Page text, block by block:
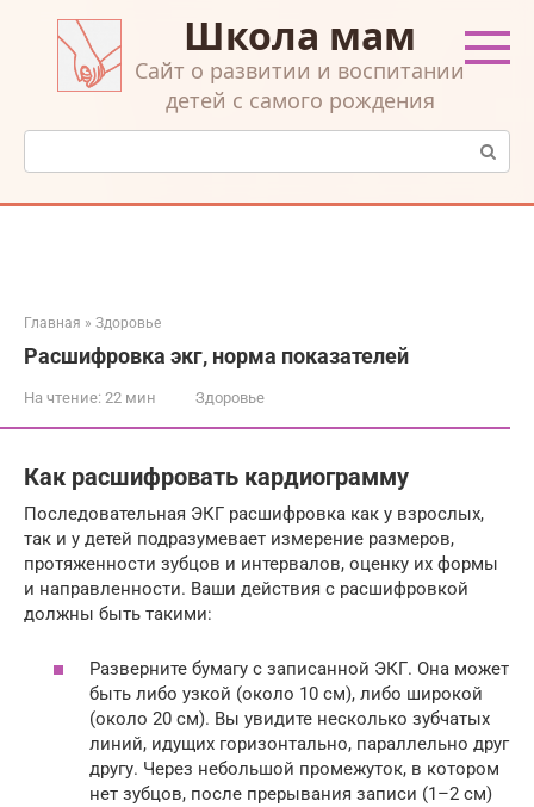
контенту
Школа мам
Cайт о развитии и воспитании
детей с самого рождения
Поиск:
Главная » Здоровье
Расшифровка экг, норма показателей
На чтение: 22 мин Здоровье
Как расшифровать кардиограмму
Последовательная ЭКГ расшифровка как у взрослых,
так и у детей подразумевает измерение размеров,
протяженности зубцов и интервалов, оценку их формы
и направленности. Ваши действия с расшифровкой
должны быть такими:
Разверните бумагу с записанной ЭКГ. Она может
быть либо узкой (около 10 см), либо широкой
(около 20 см). Вы увидите несколько зубчатых
линий, идущих горизонтально, параллельно друг
другу. Через небольшой промежуток, в котором
нет зубцов, после прерывания записи (1–2 см)